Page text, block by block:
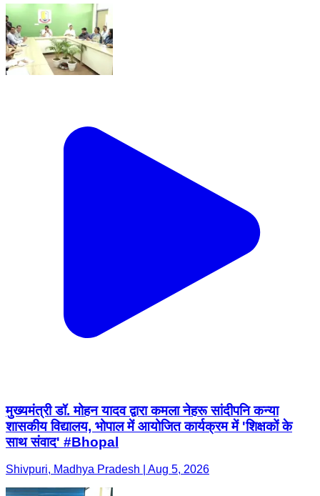
मुख्यमंत्री डॉ. मोहन यादव द्वारा कमला नेहरू सांदीपनि कन्या
शासकीय विद्यालय, भोपाल में आयोजित कार्यक्रम में 'शिक्षकों के
साथ संवाद' #Bhopal
Shivpuri, Madhya Pradesh | Aug 5, 2026